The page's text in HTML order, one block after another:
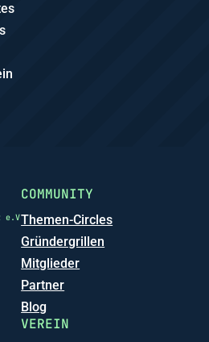
e.V
COMMUNITY
Themen-Circles
Gründergrillen
Mitglieder
Partner
Blog
VEREIN